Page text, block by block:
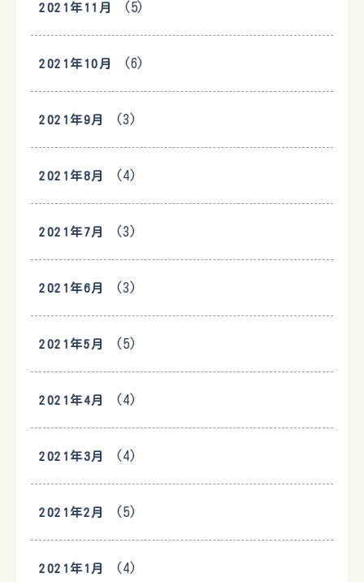
2021年11月 (5)
2021年10月 (6)
2021年9月 (3)
2021年8月 (4)
2021年7月 (3)
2021年6月 (3)
2021年5月 (5)
2021年4月 (4)
2021年3月 (4)
2021年2月 (5)
2021年1月 (4)